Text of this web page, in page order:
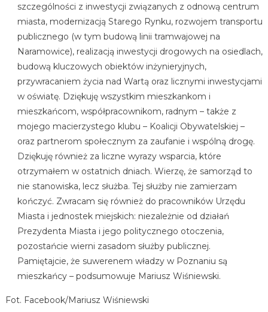
szczególności z inwestycji związanych z odnową centrum
miasta, modernizacją Starego Rynku, rozwojem transportu
publicznego (w tym budową linii tramwajowej na
Naramowice), realizacją inwestycji drogowych na osiedlach,
budową kluczowych obiektów inżynieryjnych,
przywracaniem życia nad Wartą oraz licznymi inwestycjami
w oświatę. Dziękuję wszystkim mieszkankom i
mieszkańcom, współpracownikom, radnym – także z
mojego macierzystego klubu – Koalicji Obywatelskiej –
oraz partnerom społecznym za zaufanie i wspólną drogę.
Dziękuję również za liczne wyrazy wsparcia, które
otrzymałem w ostatnich dniach. Wierzę, że samorząd to
nie stanowiska, lecz służba. Tej służby nie zamierzam
kończyć. Zwracam się również do pracowników Urzędu
Miasta i jednostek miejskich: niezależnie od działań
Prezydenta Miasta i jego politycznego otoczenia,
pozostańcie wierni zasadom służby publicznej.
Pamiętajcie, że suwerenem władzy w Poznaniu są
mieszkańcy – podsumowuje Mariusz Wiśniewski.
Fot. Facebook/Mariusz Wiśniewski